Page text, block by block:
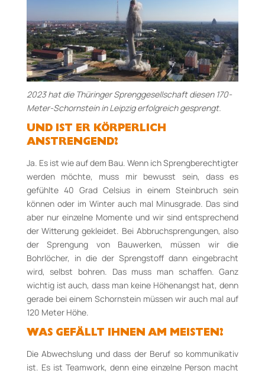
2023 hat die Thüringer Sprenggesellschaft diesen 170-
Meter-Schornstein in Leipzig erfolgreich gesprengt.
UND IST ER KÖRPERLICH
ANSTRENGEND?
Ja. Es ist wie auf dem Bau. Wenn ich Sprengberechtigter
werden möchte, muss mir bewusst sein, dass es
gefühlte 40 Grad Celsius in einem Steinbruch sein
können oder im Winter auch mal Minusgrade. Das sind
aber nur einzelne Momente und wir sind entsprechend
der Witterung gekleidet. Bei Abbruchsprengungen, also
der Sprengung von Bauwerken, müssen wir die
Bohrlöcher, in die der Sprengstoff dann eingebracht
wird, selbst bohren. Das muss man schaffen. Ganz
wichtig ist auch, dass man keine Höhenangst hat, denn
gerade bei einem Schornstein müssen wir auch mal auf
120 Meter Höhe.
WAS GEFÄLLT IHNEN AM MEISTEN?
Die Abwechslung und dass der Beruf so kommunikativ
ist. Es ist Teamwork, denn eine einzelne Person macht